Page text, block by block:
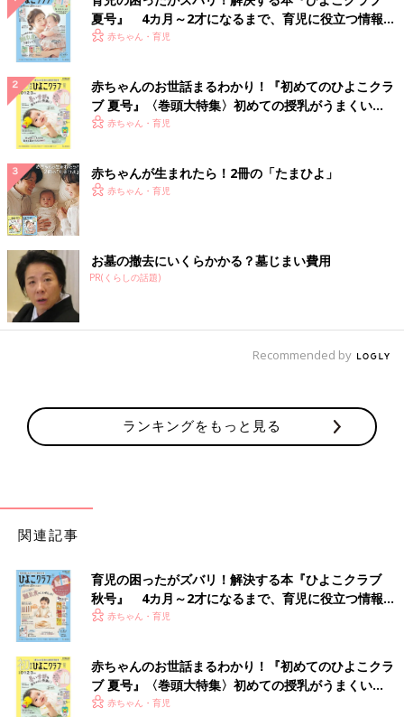
出典：Instagramアカウント「yuki_mama777」
yuki_mama777さんは、メンズアルミハンガーを購入。服の首元
が伸ばさずにかけられて、するんととれるんだとか！洗濯物を干
してからクローゼットにしまうまで、掛けかえることなくスムー
ーに、上着類は滑らないハンガーにと使い分けているようです
よ。
夏号』 4カ月～2才になるまで、育児に役立つ情報が
いっぱい！
赤ちゃん・育児
赤ちゃんのお世話まるわかり！『初めてのひよこクラ
ブ 夏号』〈巻頭大特集〉初めての授乳がうまくい
く！ おっぱい・ミルクの基本と夏のトラブル 解決テ
赤ちゃん・育児
赤ちゃんが生まれたら！2冊の「たまひよ」
赤ちゃん・育児
お墓の撤去にいくらかかる？墓じまい費用
PR(くらしの話題)
Recommended by
ランキングをもっと見る
関連記事
育児の困ったがズバリ！解決する本『ひよこクラブ
秋号』 4カ月～2才になるまで、育児に役立つ情報が
いっぱい！
赤ちゃん・育児
赤ちゃんのお世話まるわかり！『初めてのひよこクラ
ブ 夏号』〈巻頭大特集〉初めての授乳がうまくい
く！ おっぱい・ミルクの基本と夏のトラブル 解決テ
赤ちゃん・育児